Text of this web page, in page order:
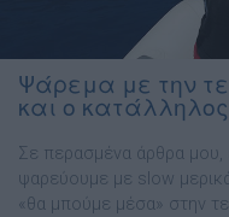
Ψάρεμα με την
και ο
Σε περασµένα άρθρα µου,
ψαρεύουµε µε slow
«θα µπούµε µέσα» στην